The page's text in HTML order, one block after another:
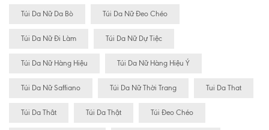
Túi Da Nữ Da Bò Túi Da Nữ Đeo Chéo
Túi Da Nữ Đi Làm Túi Da Nữ Dự Tiệc
Túi Da Nữ Hàng Hiệu Túi Da Nữ Hàng Hiệu Ý
Túi Da Nữ Saffiano Túi Da Nữ Thời Trang Tui Da That
Túi Da Thât Túi Da Thật Túi Đeo Chéo